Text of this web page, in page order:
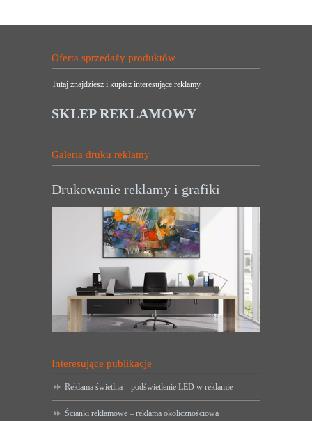
Oferta sprzedaży produktów
Tutaj znajdziesz i kupisz interesujące reklamy.
SKLEP REKLAMOWY
Galeria druku reklamy
Drukowanie reklamy i grafiki
Interesujące publikacje
Reklama świetlna – podświetlenie LED w reklamie
Ścianki reklamowe – reklama okolicznościowa